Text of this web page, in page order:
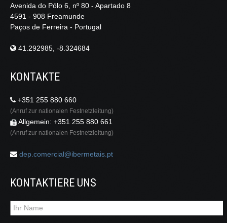
Avenida do Pólo 6, nº 80 - Apartado 8
4591 - 908 Freamunde
Paços de Ferreira - Portugal
41.292985, -8.324684
KONTAKTE
+351 255 880 660
(Anruf zur nationalen Festnetzleitung)
Allgemein: +351 255 880 661
(Anruf zur nationalen Festnetzleitung)
dep.comercial@ibermetais.pt
KONTAKTIERE UNS